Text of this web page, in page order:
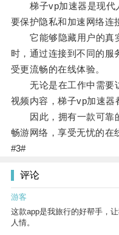
梯子vp加速器是现代
要保护隐私和加速网络连
它能够隐藏用户的真
时，通过连接到不同的服
受更流畅的在线体验。
无论是在工作中需要
视频内容，梯子vp加速器
因此，拥有一款可靠
畅游网络，享受无忧的在
#3#
评论
游客
这款app是我旅行的好帮手，
人情。